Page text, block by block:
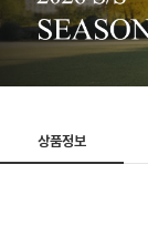
상품정보